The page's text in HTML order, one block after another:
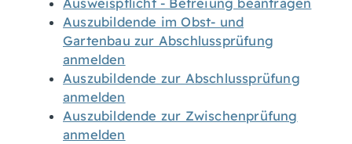
Ausweispflicht - Befreiung beantragen
Auszubildende im Obst- und
Gartenbau zur Abschlussprüfung
anmelden
Auszubildende zur Abschlussprüfung
anmelden
Auszubildende zur Zwischenprüfung
anmelden